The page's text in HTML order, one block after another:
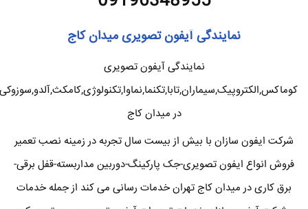
نمایندگی آیفون تصویری میدان کاج
نمایندگی آیفون تصویری
کوماکس,الکتروپیک,سیماران,تابا,تکنما,نماوا,تکنولوژی,کامکث,آلدو,سوزوکی
در میدان کاج
شرکت ایفون سازان با بیش از بیست سال تجربه در زمینه نصب تعمیر
فروش انواع ایفون تصویری-جک پارکینگ-دوربین مداربسته-قفل برقی-
برق کاری در میدان کاج تهران خدمات رسانی می کند از جمله خدمات